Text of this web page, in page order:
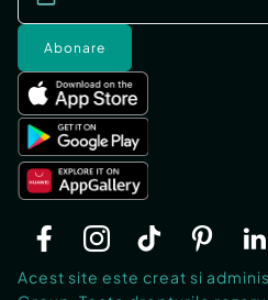
Abonare
Acest site este creat si